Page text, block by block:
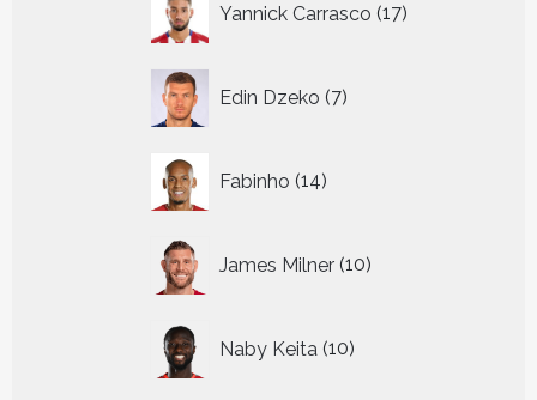
Yannick Carrasco 17
producten
Edin Dzeko 7
producten
Fabinho 14
producten
James Milner 10
producten
Naby Keita 10
producten